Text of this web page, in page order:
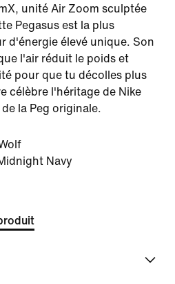
unité Air Zoom sculptée
Pegasus est la plus
d'énergie élevé unique. Son
l'air réduit le poids et
pour que tu décolles plus
célèbre l'héritage de Nike
la Peg originale.
Navy